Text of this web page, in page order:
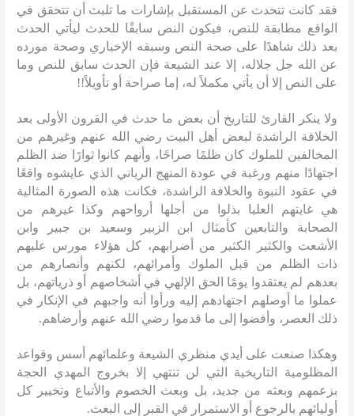
فقد كانت تتحدث عن المستقبل بإشارات ما تلبث أن تتحقق في
الواقع مطابقة للنص، فيكون النص سابقًا للحدث ليأتي الحدث
بعد ذلك شاهدًا على صحة النص وسبقه الإخباري وصحة مورده
عن الله جل جلاله، إلا عند الشيعة فإن الحدث سابق للنص وما
على النص إلا أن يأتي مكملاً له، إما صراحة أو تأويلاً!!
ولا ينكر القارئ للتاريخ أن بعض ما حدث في القرون الأولى بعد
الخلافة الراشدة لبعض أهل البيت رضي الله عنهم وغيرهم من
المخالفين للملوك كان ظلمًا صراحًا، وأنهم كانوا ثوارًا ضد الظلم
اجتهادًا منهم ورغبة في عودة المنهج الرباني الذي عايشوه واقعًا
في عقود النبوة والخلافة الراشدة، فكانت هذه الصورة المثالية
هي غايتهم العليا بذلوا من أجلها أرواحهم وكذا غيرهم من
الصحابة والتابعين كأمثال ابن الزبير وسعيد بن جبير وابن
الأشعث والكثير الكثير من أضرابهم، كل هؤلاء مورس عليهم
ذات الظلم من قبل الملوك وأمرائهم، لكنهم وأنصارهم من
بعدهم لم يعتقدوا يومًا الحق الإلهي في أشخاصهم أو ذرياتهم، بل
عملوا ما أوصلهم اجتهادهم إليه ورأوا أنه واجبهم في الإنكار في
ذلك العصر، وأفضوا إلى ما قدموا رضي الله عنهم وأرضاهم.
وهكذا صنعت على أيدي منظري الشيعة وعلمائهم أسس وقواعد
المظلومية التاريخية التي لن تنتهي إلا بخروج المهدي الحجة
بزعمهم وبعثه من جديد، بل وبعث الخصوم والأتباع وتخيير كل
أوليائهم بالرجوع أو الاستمرار في القبر إلى البعث.